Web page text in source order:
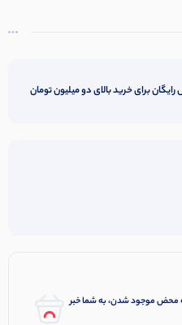
رایگان برای خرید بالای دو میلیون تومان
محض موجود شدن، به شما خبر